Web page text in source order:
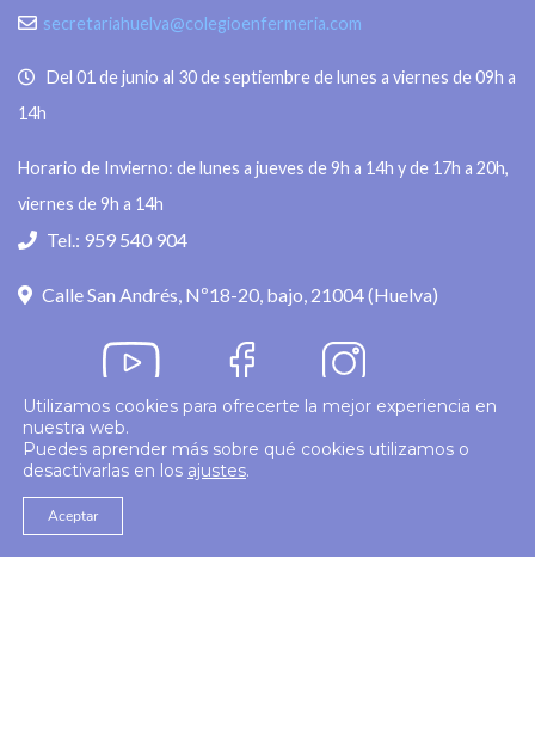
secretariahuelva@colegioenfermeria.com
Del 01 de junio al 30 de septiembre de lunes a viernes de 09h a
14h
Horario de Invierno: de lunes a jueves de 9h a 14h y de 17h a 20h,
viernes de 9h a 14h
Tel.: 959 540 904
Calle San Andrés, Nº18-20, bajo, 21004 (Huelva)
© 2026 Colegio Enfermería Huelva
Utilizamos cookies para ofrecerte la mejor experiencia en
nuestra web.
Puedes aprender más sobre qué cookies utilizamos o
desactivarlas en los ajustes.
Aceptar